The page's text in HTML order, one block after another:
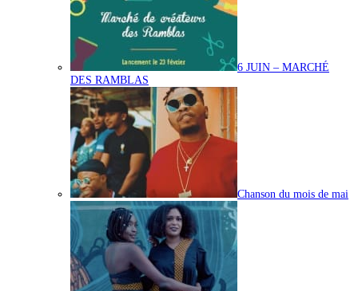
6 JUIN – MARCHÉ
DES RAMBLAS
Chanson du mois de mai